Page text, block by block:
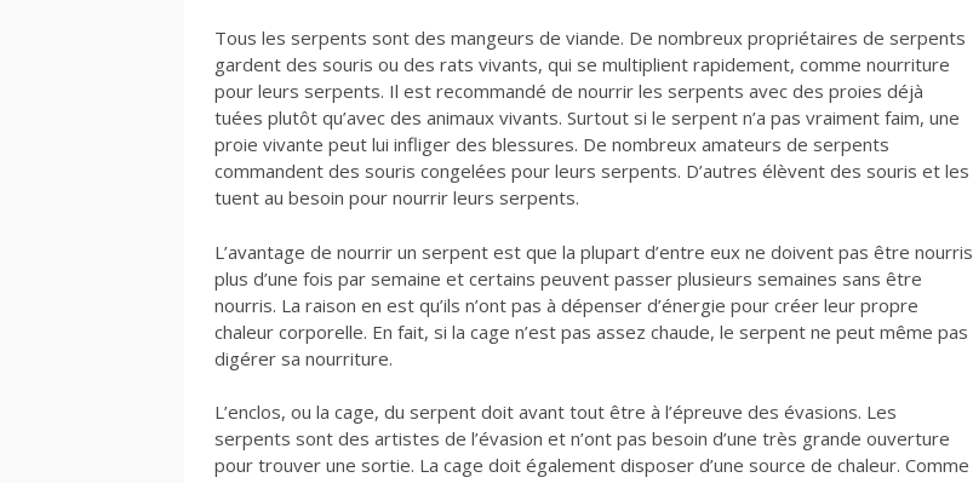
Tous les serpents sont des mangeurs de viande. De nombreux propriétaires de serpents
gardent des souris ou des rats vivants, qui se multiplient rapidement, comme nourriture
pour leurs serpents. Il est recommandé de nourrir les serpents avec des proies déjà
tuées plutôt qu’avec des animaux vivants. Surtout si le serpent n’a pas vraiment faim, une
proie vivante peut lui infliger des blessures. De nombreux amateurs de serpents
commandent des souris congelées pour leurs serpents. D’autres élèvent des souris et les
tuent au besoin pour nourrir leurs serpents.
L’avantage de nourrir un serpent est que la plupart d’entre eux ne doivent pas être nourris
plus d’une fois par semaine et certains peuvent passer plusieurs semaines sans être
nourris. La raison en est qu’ils n’ont pas à dépenser d’énergie pour créer leur propre
chaleur corporelle. En fait, si la cage n’est pas assez chaude, le serpent ne peut même pas
digérer sa nourriture.
L’enclos, ou la cage, du serpent doit avant tout être à l’épreuve des évasions. Les
serpents sont des artistes de l’évasion et n’ont pas besoin d’une très grande ouverture
pour trouver une sortie. La cage doit également disposer d’une source de chaleur. Comme